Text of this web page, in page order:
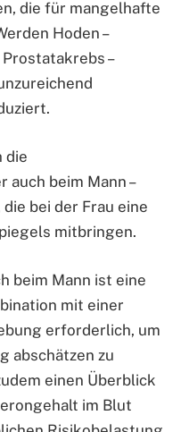
die für mangelhafte
Hoden –
–
die
beim Mann –
bei der Frau eine
mitbringen.
beim Mann ist eine
mit einer
erforderlich, um
abschätzen zu
einen Überblick
im Blut